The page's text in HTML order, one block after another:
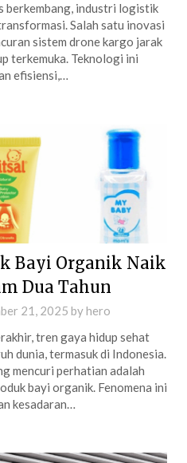
berkembang, industri logistik
Salah satu inovasi
sistem drone kargo jarak
terkemuka. Teknologi ini
efisiensi,…
Bayi Organik Naik
Dua Tahun
21, 2025 byhero
tren gaya hidup sehat
dunia, termasuk di Indonesia.
mencuri perhatian adalah
bayi organik. Fenomena ini
kesadaran…